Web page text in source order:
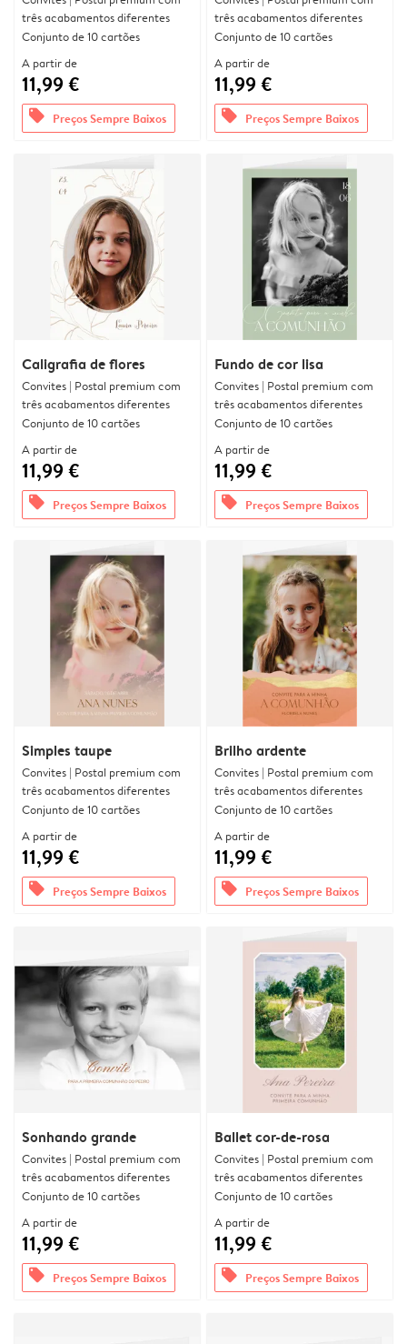
três acabamentos diferentes
Conjunto de 10 cartões
A partir de
11,99 €
offers Preços Sempre Baixos
três acabamentos diferentes
Conjunto de 10 cartões
A partir de
11,99 €
offers Preços Sempre Baixos
Caligrafia de flores
Convites | Postal premium com
três acabamentos diferentes
Conjunto de 10 cartões
A partir de
11,99 €
offers Preços Sempre Baixos
Fundo de cor lisa
Convites | Postal premium com
três acabamentos diferentes
Conjunto de 10 cartões
A partir de
11,99 €
offers Preços Sempre Baixos
Simples taupe
Convites | Postal premium com
três acabamentos diferentes
Conjunto de 10 cartões
A partir de
11,99 €
offers Preços Sempre Baixos
Brilho ardente
Convites | Postal premium com
três acabamentos diferentes
Conjunto de 10 cartões
A partir de
11,99 €
offers Preços Sempre Baixos
Sonhando grande
Convites | Postal premium com
três acabamentos diferentes
Conjunto de 10 cartões
A partir de
11,99 €
offers Preços Sempre Baixos
Ballet cor-de-rosa
Convites | Postal premium com
três acabamentos diferentes
Conjunto de 10 cartões
A partir de
11,99 €
offers Preços Sempre Baixos